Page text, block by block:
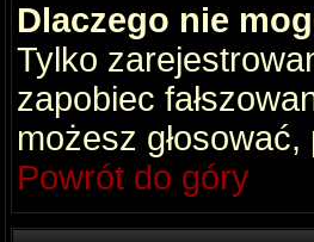
Dlaczego nie
Tylko
zapobiec
możesz
Powrót do góry